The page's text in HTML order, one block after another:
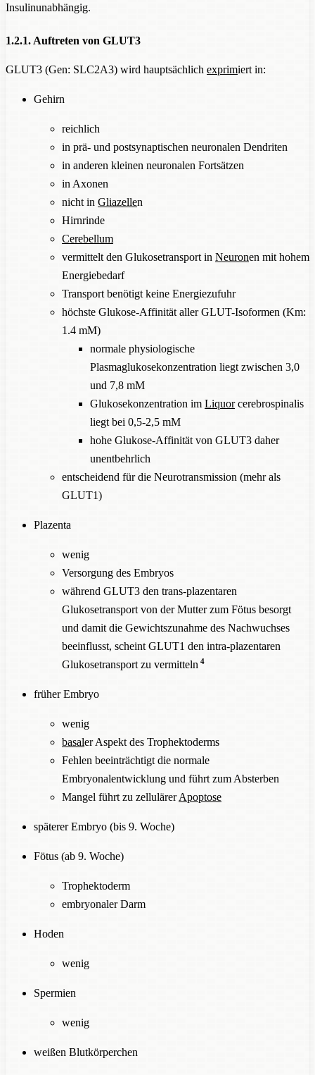
Insulinunabhängig.
1.2.1. Auftreten von GLUT3
GLUT3 (Gen: SLC2A3) wird hauptsächlich exprimiert in:
Gehirn
reichlich
in prä- und postsynaptischen neuronalen Dendriten
in anderen kleinen neuronalen Fortsätzen
in Axonen
nicht in Gliazellen
Hirnrinde
Cerebellum
vermittelt den Glukosetransport in Neuronen mit hohem
Energiebedarf
Transport benötigt keine Energiezufuhr
höchste Glukose-Affinität aller GLUT-Isoformen (Km:
1.4 mM)
normale physiologische
Plasmaglukosekonzentration liegt zwischen 3,0
und 7,8 mM
Glukosekonzentration im Liquorcerebrospinalis
liegt bei 0,5-2,5 mM
hohe Glukose-Affinität von GLUT3 daher
unentbehrlich
entscheidend für die Neurotransmission (mehr als
GLUT1)
Plazenta
wenig
Versorgung des Embryos
während GLUT3 den trans-plazentaren
Glukosetransport von der Mutter zum Fötus besorgt
und damit die Gewichtszunahme des Nachwuchses
beeinflusst, scheint GLUT1 den intra-plazentaren
Glukosetransport zu vermitteln 4
früher Embryo
wenig
basaler Aspekt des Trophektoderms
Fehlen beeinträchtigt die normale
Embryonalentwicklung und führt zum Absterben
Mangel führt zu zellulärerApoptose
späterer Embryo (bis 9. Woche)
Fötus (ab 9. Woche)
Trophektoderm
embryonaler Darm
Hoden
wenig
Spermien
wenig
weißen Blutkörperchen